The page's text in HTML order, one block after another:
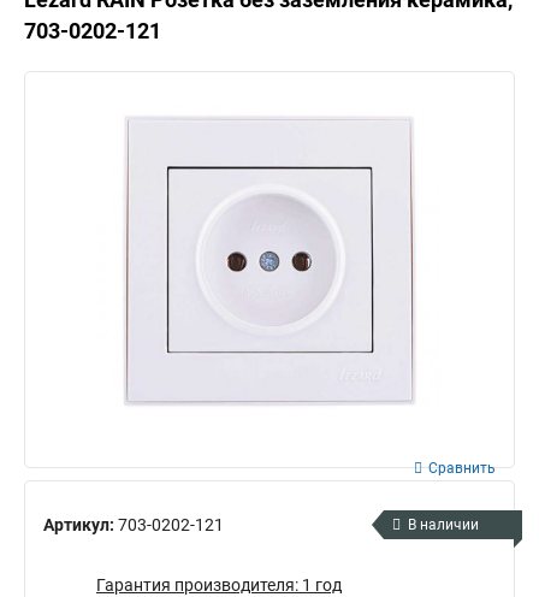
703-0202-121
Артикул: 703-0202-121
Сравнить
В наличии
Гарантия производителя: 1 год